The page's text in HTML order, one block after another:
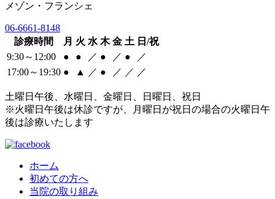
メゾン・フランシェ
06-6661-8148
診療時間
月 火 水 木 金 土 日/祝
9:30～12:00
● ● ／ ● ／ ●
／
17:00～19:30 ● ▲ ／ ● ／ ／ ／
土曜日午後、水曜日、金曜日、日曜日、祝日
※火曜日午後は休診ですが、月曜日が祝日の場合の火曜日午
後は診療いたします
ホーム
初めての方へ
当院の取り組み